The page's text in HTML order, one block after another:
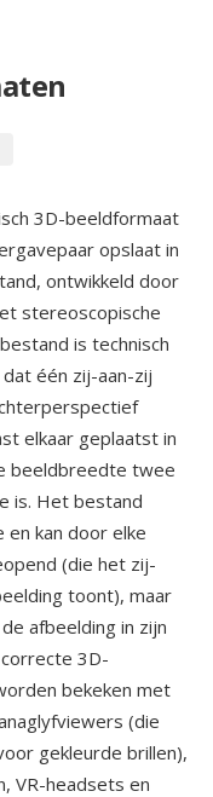
3D-beeldformaat
opslaat in
ontwikkeld door
stereoscopische
is technisch
één zij-aan-zij
elkaar geplaatst in
beeldbreedte twee
is. Het bestand
en kan door elke
(die het zij-
toont), maar
afbeelding in zijn
3D-
bekeken met
(die
gekleurde brillen),
VR-headsets en